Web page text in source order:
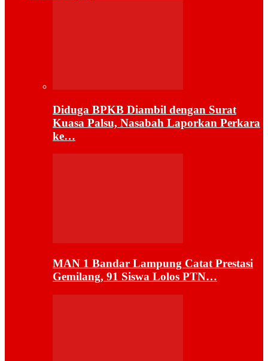
Diduga BPKB Diambil dengan Surat
Kuasa Palsu, Nasabah Laporkan Perkara
ke…
MAN 1 Bandar Lampung Catat Prestasi
Gemilang, 91 Siswa Lolos PTN…